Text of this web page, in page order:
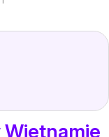
Wietnamie